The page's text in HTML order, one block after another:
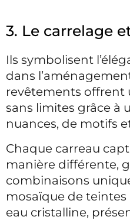
3. Le carrelage
Ils symbolisent
dans
revêtements offrent
sans limites grâce à
nuances, de motifs
Chaque carreau
manière différente,
combinaisons
mosaïque de
eau cristalline,